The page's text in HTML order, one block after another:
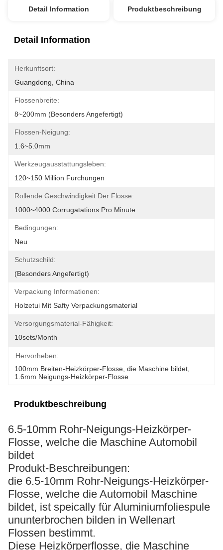
Detail Information Produktbeschreibung
Detail Information
Herkunftsort:
Guangdong, China
Flossenbreite:
8~200mm (besonders Angefertigt)
Flossen-Neigung:
1.6~5.0mm
Werkzeugausstattungsleben:
120~150 Million Furchungen
Rollende Geschwindigkeit Der Flosse:
1000~4000 Corrugatations Pro Minute
Bedingungen:
Neu
Schutzschild:
(Besonders Angefertigt)
Verpackung Informationen:
Holzetui Mit Safty Verpackungsmaterial
Versorgungsmaterial-Fähigkeit:
10sets/month
Hervorheben:
100mm Breiten-Heizkörper-Flosse die Maschine bildet
1.6mm Neigungs-Heizkörper-Flosse
Produktbeschreibung
6.5-10mm Rohr-Neigungs-Heizkörper-
Flosse, welche die Maschine Automobil
bildet
Produkt-Beschreibungen:
die 6.5-10mm Rohr-Neigungs-Heizkörper-
Flosse, welche die Automobil Maschine
bildet, ist speically für Aluminiumfoliespule
ununterbrochen bilden in Wellenart
Flossen bestimmt.
Diese Heizkörperflosse, die Maschine